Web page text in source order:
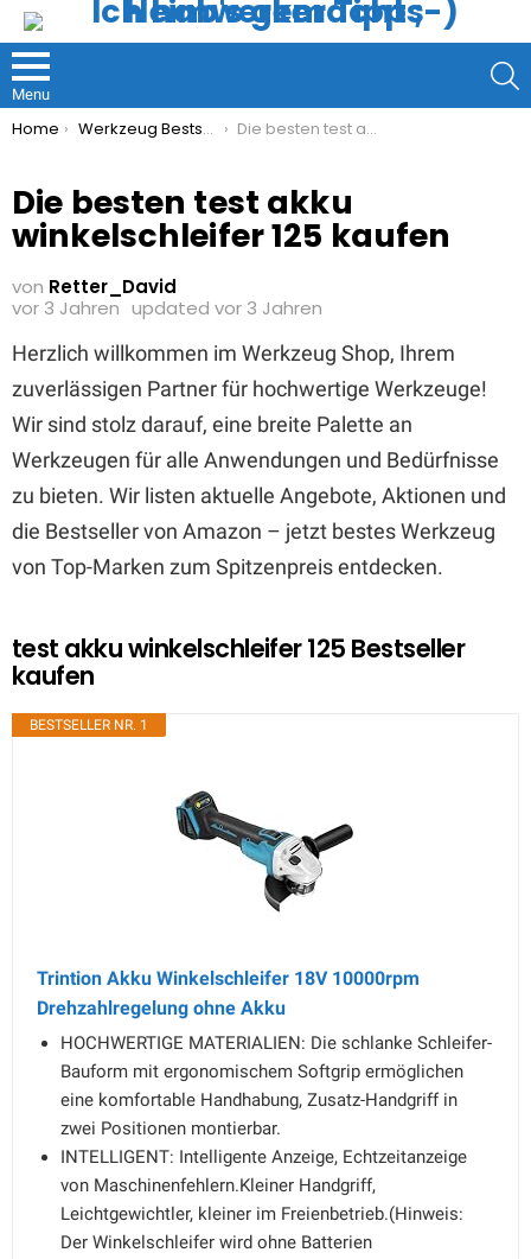
Menu
You are here:
Home Werkzeug Bestseller Die besten test akku winkelschleifer 125 kaufen
Die besten test akku
winkelschleifer 125 kaufen
von Retter_David
vor 3 Jahren updated vor 3 Jahren
Herzlich willkommen im Werkzeug Shop, Ihrem
zuverlässigen Partner für hochwertige Werkzeuge!
Wir sind stolz darauf, eine breite Palette an
Werkzeugen für alle Anwendungen und Bedürfnisse
zu bieten. Wir listen aktuelle Angebote, Aktionen und
die Bestseller von Amazon – jetzt bestes Werkzeug
von Top-Marken zum Spitzenpreis entdecken.
test akku winkelschleifer 125 Bestseller
kaufen
BESTSELLER NR. 1
Trintion Akku Winkelschleifer 18V 10000rpm
Drehzahlregelung ohne Akku
HOCHWERTIGE MATERIALIEN: Die schlanke Schleifer-
Bauform mit ergonomischem Softgrip ermöglichen
eine komfortable Handhabung, Zusatz-Handgriff in
zwei Positionen montierbar.
INTELLIGENT: Intelligente Anzeige, Echtzeitanzeige
von Maschinenfehlern.Kleiner Handgriff,
Leichtgewichtler, kleiner im Freienbetrieb.(Hinweis:
Der Winkelschleifer wird ohne Batterien